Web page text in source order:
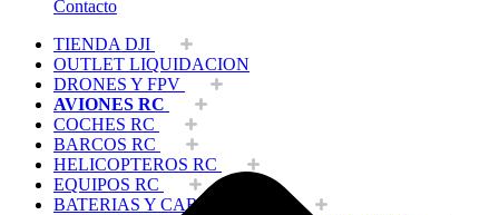
Contacto
TIENDA DJI
OUTLET LIQUIDACION
DRONES Y FPV
AVIONES RC
COCHES RC
BARCOS RC
HELICOPTEROS RC
EQUIPOS RC
BATERIAS Y CARGADORES